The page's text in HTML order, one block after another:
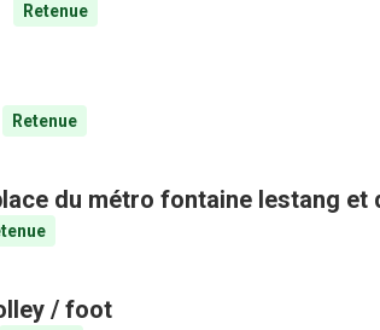
Retenue
Retenue
du métro fontaine lestang et
/ foot